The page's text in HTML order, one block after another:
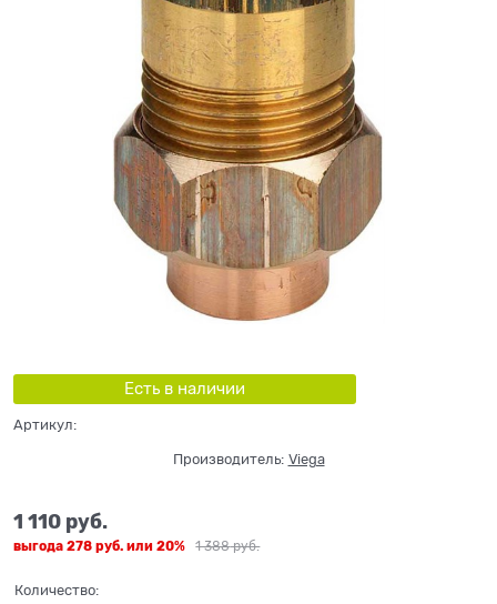
Есть в наличии
Артикул:
Производитель: Viega
1 388 руб.
1 110 руб.
выгода 278 руб. или 20%
Количество: